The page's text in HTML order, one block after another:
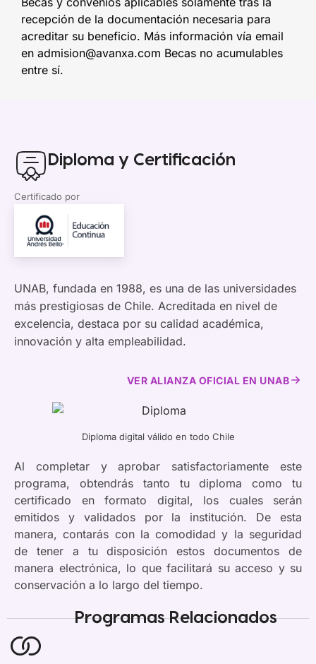
recepción de la documentación necesaria para
acreditar su beneficio. Más información vía email
en admision@avanxa.com Becas no acumulables
entre sí.
Diploma y Certificación
Certificado por
UNAB, fundada en 1988, es una de las universidades
más prestigiosas de Chile. Acreditada en nivel de
excelencia, destaca por su calidad académica,
innovación y alta empleabilidad.
VER ALIANZA OFICIAL EN UNAB
Diploma digital válido en todo Chile
Al completar y aprobar satisfactoriamente este
programa, obtendrás tanto tu diploma como tu
certificado en formato digital, los cuales serán
emitidos y validados por la institución. De esta
manera, contarás con la comodidad y la seguridad
de tener a tu disposición estos documentos de
manera electrónica, lo que facilitará su acceso y su
conservación a lo largo del tiempo.
Programas Relacionados